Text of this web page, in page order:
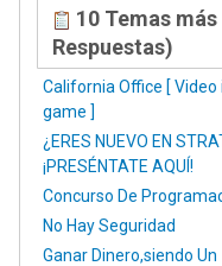
10 Temas
Respuestas)
California Office [ Video
game ]
¿ERES NUEVO EN
¡PRESÉNTATE AQUÍ!
Concurso De
No Hay Seguridad
Ganar Dinero,siendo Un